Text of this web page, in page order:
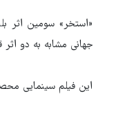
«استخر» سومین
جهانی مشابه به دو
این فیلم سینمایی